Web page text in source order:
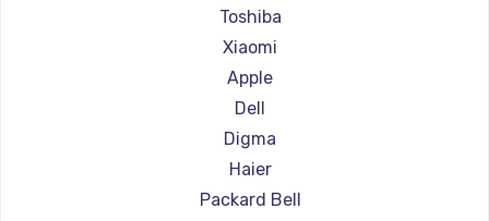
Ремонт ноутбуков Panasonic
Ремонт ноутбуков Irbis
Ремонт ноутбуков Thunderobot
Ремонт ноутбуков Hasee
Ремонт ноутбуков ZTE
Ремонт ноутбуков Hiper
Ремонт ноутбуков Evga
Toshiba
Xiaomi
Apple
Dell
Digma
Haier
Packard Bell